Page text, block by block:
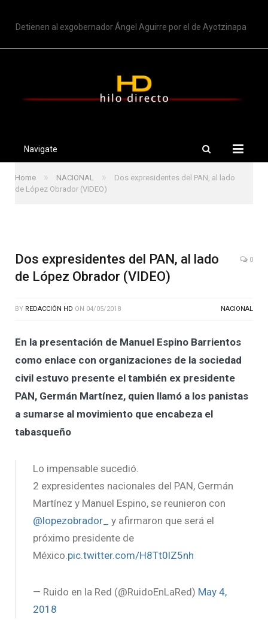
Detienen al exgobernador Ángel Aguirre por el de Ayotzinapa
Navigate
Home » NACIONAL »
Dos expresidentes del PAN, al lado
de López Obrador (VIDEO)
Dos expresidentes del PAN, al lado
de López Obrador (VIDEO)
0
BY REDACCIÓN HD ON 04/05/2018 NACIONAL
En la presentación de Manuel Espino Barrientos
como enlace con organizaciones de la sociedad
civil estuvo presente el también ex presidente
PAN, Germán Martínez, quien llamó a los panistas
a sumarse al movimiento que encabeza el
tabasqueño
Lo impensable sucedió.
2 expresidentes nacionales del PAN, Germán
Martínez y Manuel Espino, se reunieron con
@lopezobrador_
y afirmaron que será el
próximo presidente de
México. pic.twitter.com/H8Tt0lZ5nh
— Ruido en la Red (@RuidoEnLaRed) May 4,
2018